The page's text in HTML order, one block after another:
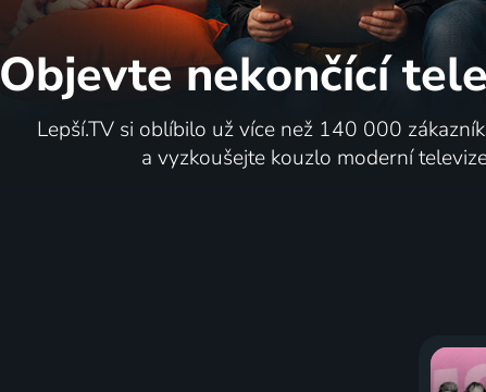
Objevte nekončící
Lepší.TV si oblíbilo už více než 140 000
a vyzkoušejte kouzlo moderní